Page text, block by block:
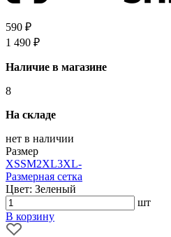
590 ₽
1 490 ₽
Наличие в магазине
8
На складе
нет в наличии
Размер
XSSM2XL3XL-
Размерная сетка
Цвет: Зеленый
шт
В корзину